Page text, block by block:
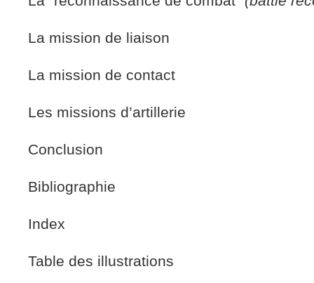
La mission de liaison
La mission de contact
Les missions d’artillerie
Conclusion
Bibliographie
Index
Table des illustrations